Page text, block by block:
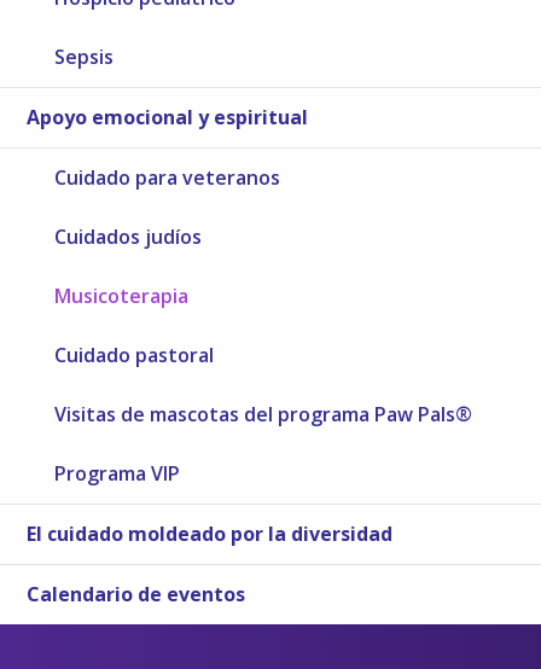
Sepsis
Apoyo emocional y espiritual
Cuidado para veteranos
Cuidados judíos
Musicoterapia
Cuidado pastoral
Visitas de mascotas del programa Paw Pals®
Programa VIP
El cuidado moldeado por la diversidad
Calendario de eventos